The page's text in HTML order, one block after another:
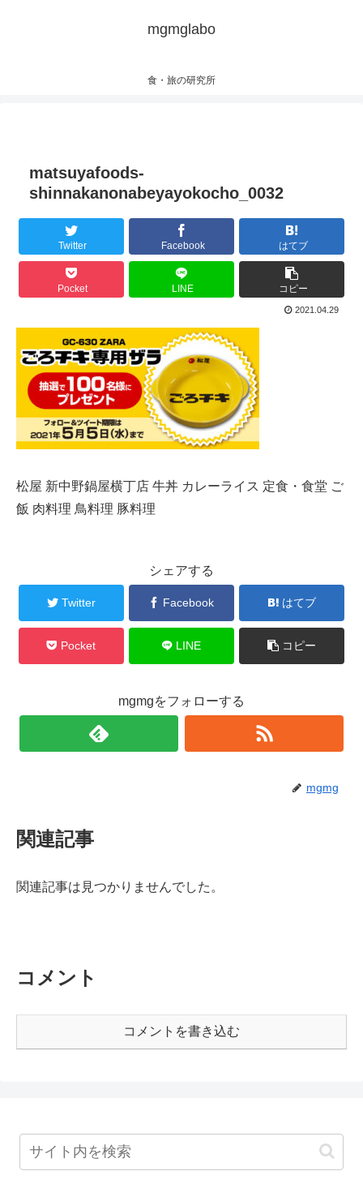
mgmglabo
食・旅の研究所
matsuyafoods-
shinnakanonabeyayokocho_0032
Twitter Facebook はてブ
Pocket LINE コピー
2021.04.29
松屋 新中野鍋屋横丁店 牛丼 カレーライス 定食・食堂 ご
飯 肉料理 鳥料理 豚料理
シェアする
Twitter Facebook はてブ
Pocket LINE コピー
mgmgをフォローする
mgmg
関連記事
関連記事は見つかりませんでした。
コメント
コメントを書き込む